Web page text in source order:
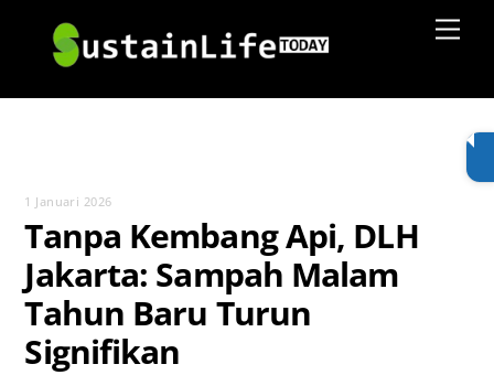
content
1 Januari 2026
Tanpa Kembang Api, DLH
Jakarta: Sampah Malam
Tahun Baru Turun
Signifikan